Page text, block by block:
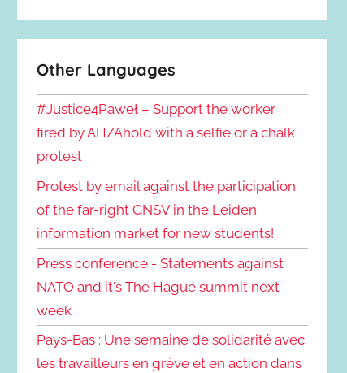
Other Languages
#Justice4Paweł – Support the worker
fired by AH/Ahold with a selfie or a chalk
protest
Protest by email against the participation
of the far-right GNSV in the Leiden
information market for new students!
Press conference - Statements against
NATO and it's The Hague summit next
week
Pays-Bas : Une semaine de solidarité avec
les travailleurs en grève et en action dans